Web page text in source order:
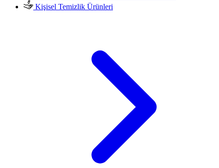
Kişisel Temizlik Ürünleri